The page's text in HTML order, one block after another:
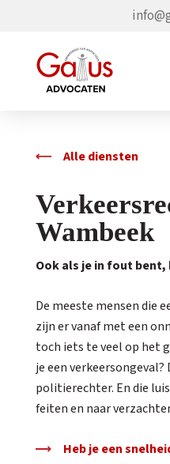
Alle diensten
Wambeek
Ook als je in fout bent,
De meeste mensen die
zijn er vanaf met een
toch iets te veel op het
je een verkeersongeval?
politierechter. En die
feiten en naar
Heb je een